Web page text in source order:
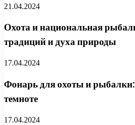
21.04.2024
Охота и национальная
традиций и духа природы
17.04.2024
Фонарь для охоты и
темноте
17.04.2024